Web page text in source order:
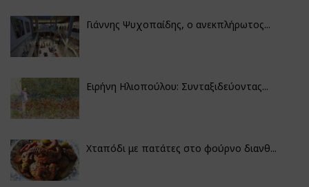
Γιάννης Ψυχοπαίδης, ο ανεκπλήρωτος...
Ειρήνη Ηλιοπούλου: Συνταξιδεύοντας...
Χταπόδι με πατάτες στο φούρνο διανθ...